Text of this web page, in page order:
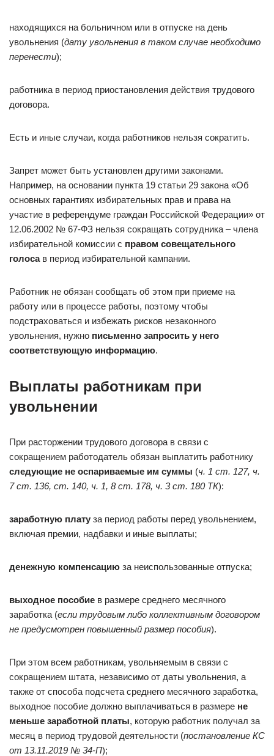
находящихся на больничном или в отпуске на день
увольнения (дату увольнения в таком случае необходимо
перенести);
работника в период приостановления действия трудового
договора.
Есть и иные случаи, когда работников нельзя сократить.
Запрет может быть установлен другими законами.
Например, на основании пункта 19 статьи 29 закона «Об
основных гарантиях избирательных прав и права на
участие в референдуме граждан Российской Федерации» от
12.06.2002 № 67-ФЗ нельзя сокращать сотрудника – члена
избирательной комиссии с правом совещательного
голосав период избирательной кампании.
Работник не обязан сообщать об этом при приеме на
работу или в процессе работы, поэтому чтобы
подстраховаться и избежать рисков незаконного
увольнения, нужно письменно запросить у него
соответствующую информацию.
Выплаты работникам при
увольнении
При расторжении трудового договора в связи с
сокращением работодатель обязан выплатить работнику
следующие не оспариваемые им суммы (ч. 1 ст. 127, ч.
7 ст. 136, ст. 140, ч. 1, 8 ст. 178, ч. 3 ст. 180 ТК):
заработную плату за период работы перед увольнением,
включая премии, надбавки и иные выплаты;
денежную компенсацию за неиспользованные отпуска;
выходное пособие в размере среднего месячного
заработка (если трудовым либо коллективным договором
не предусмотрен повышенный размер пособия).
При этом всем работникам, увольняемым в связи с
сокращением штата, независимо от даты увольнения, а
также от способа подсчета среднего месячного заработка,
выходное пособие должно выплачиваться в размере не
меньше заработной платы, которую работник получал за
месяц в период трудовой деятельности (постановление КС
от 13.11.2019 № 34-П);